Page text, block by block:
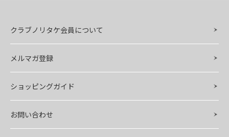
クラブノリタケ会員について
メルマガ登録
ショッピングガイド
お問い合わせ